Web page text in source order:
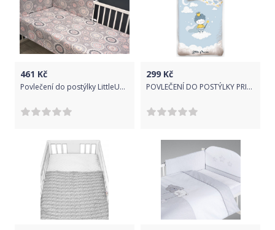
461 Kč
Povlečení do postýlky LittleUp Mandala Šedá 2-dílné
299 Kč
POVLEČENÍ DO POSTÝLKY PRINC MODRÉ